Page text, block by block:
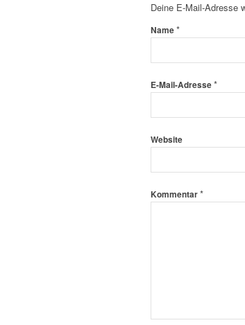
Deine E-Mail-Adresse
Name*
E-Mail-Adresse*
Website
Kommentar*